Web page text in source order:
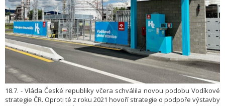
18.7. - Vláda České republiky včera schválila novou podobu Vodíkové
strategie ČR. Oproti té z roku 2021 hovoří strategie o podpoře výstavby